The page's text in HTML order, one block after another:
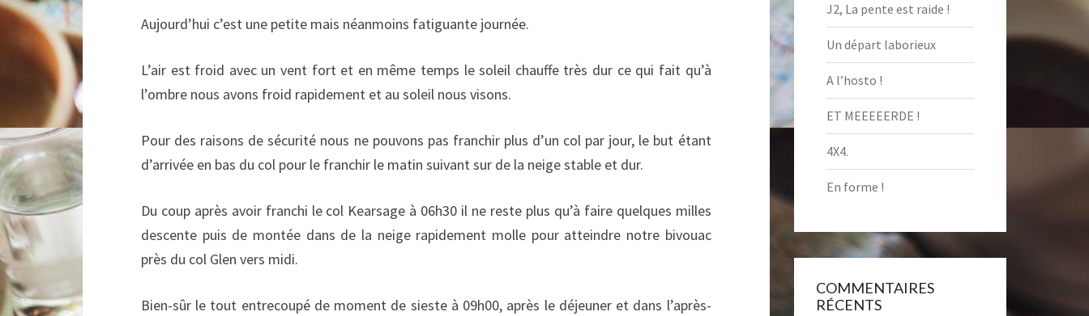
Aujourd’hui c’est une petite mais néanmoins fatiguante journée.
L’air est froid avec un vent fort et en même temps le soleil chauffe très dur ce qui fait qu’à
l’ombre nous avons froid rapidement et au soleil nous visons.
Pour des raisons de sécurité nous ne pouvons pas franchir plus d’un col par jour, le but étant
d’arrivée en bas du col pour le franchir le matin suivant sur de la neige stable et dur.
Du coup après avoir franchi le col Kearsage à 06h30 il ne reste plus qu’à faire quelques milles
descente puis de montée dans de la neige rapidement molle pour atteindre notre bivouac
près du col Glen vers midi.
Bien-sûr le tout entrecoupé de moment de sieste à 09h00, après le déjeuner et dans l’après-
J2, La pente est raide !
Un départ laborieux
A l’hosto !
ET MEEEEERDE !
4X4.
En forme !
COMMENTAIRES
RÉCENTS